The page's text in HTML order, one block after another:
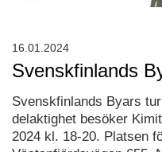
Svenskfinlands
Svenskfinlands Byars
delaktighet besöker
2024 kl. 18-20. Platsen
16.01.2024